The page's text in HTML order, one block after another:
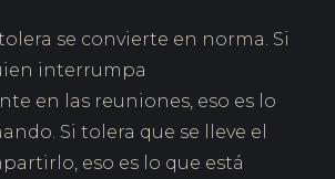
se convierte en norma. Si
interrumpa
en las reuniones, eso es lo
Si tolera que se lleve el
eso es lo que está